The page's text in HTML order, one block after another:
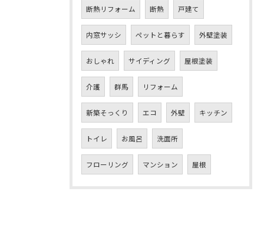
断熱リフォーム 断熱 戸建て
内窓サッシ ペットと暮らす 外壁塗装
おしゃれ サイディング 屋根塗装
介護 群馬 リフォーム
新築そっくり エコ 外壁 キッチン
トイレ お風呂 洗面所
フローリング マンション 屋根